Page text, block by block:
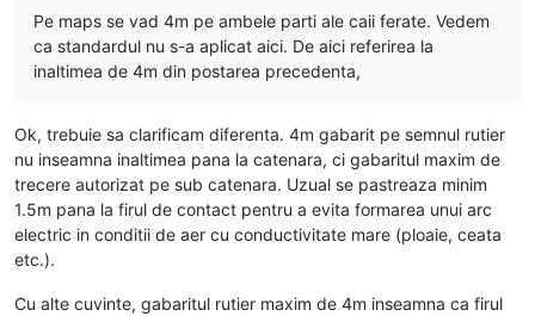
Pe maps se vad 4m pe ambele parti ale caii ferate. Vedem
ca standardul nu s-a aplicat aici. De aici referirea la
inaltimea de 4m din postarea precedenta,
Ok, trebuie sa clarificam diferenta. 4m gabarit pe semnul rutier
nu inseamna inaltimea pana la catenara, ci gabaritul maxim de
trecere autorizat pe sub catenara. Uzual se pastreaza minim
1.5m pana la firul de contact pentru a evita formarea unui arc
electric in conditii de aer cu conductivitate mare (ploaie, ceata
etc.).
Cu alte cuvinte, gabaritul rutier maxim de 4m inseamna ca firul